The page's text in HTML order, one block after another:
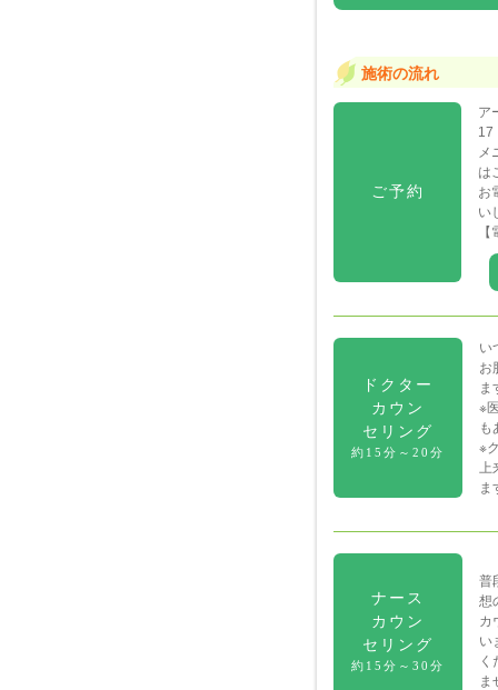
施術の流れ
ご予約
ア
17
メ
は
お
い
ドクター
カウン
セリング
約15分～20分
い
お
ま
※
も
※
上
ま
ナース
カウン
セリング
約15分～30分
普
想
カ
い
く
ま